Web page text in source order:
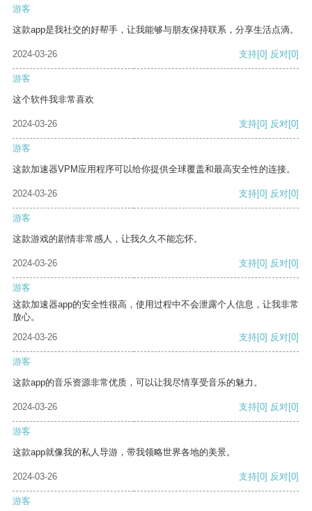
游客
这款app是我社交的好帮手，让我能够与朋友保持联系，分享生活点滴。
2024-03-26 支持[0] 反对[0]
游客
这个软件我非常喜欢
2024-03-26 支持[0] 反对[0]
游客
这款加速器VPM应用程序可以给你提供全球覆盖和最高安全性的连接。
2024-03-26 支持[0] 反对[0]
游客
这款游戏的剧情非常感人，让我久久不能忘怀。
2024-03-26 支持[0] 反对[0]
游客
这款加速器app的安全性很高，使用过程中不会泄露个人信息，让我非常
放心。
2024-03-26
支持[0] 反对[0]
游客
这款app的音乐资源非常优质，可以让我尽情享受音乐的魅力。
2024-03-26 支持[0] 反对[0]
游客
这款app就像我的私人导游，带我领略世界各地的美景。
2024-03-26 支持[0] 反对[0]
游客